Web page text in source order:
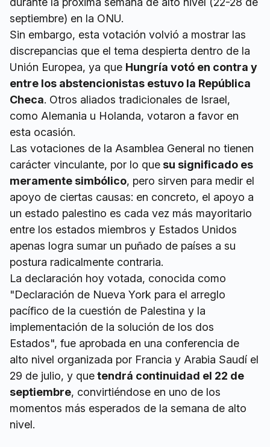
septiembre) en la ONU.
Sin embargo, esta votación volvió a mostrar las
discrepancias que el tema despierta dentro de la
Unión Europea, ya que Hungría votó en contra y
entre los abstencionistas estuvo la República
Checa. Otros aliados tradicionales de Israel,
como Alemania u Holanda, votaron a favor en
esta ocasión.
Las votaciones de la Asamblea General no tienen
carácter vinculante, por lo que su significado es
meramente simbólico, pero sirven para medir el
apoyo de ciertas causas: en concreto, el apoyo a
un estado palestino es cada vez más mayoritario
entre los estados miembros y Estados Unidos
apenas logra sumar un puñado de países a su
postura radicalmente contraria.
La declaración hoy votada, conocida como
"Declaración de Nueva York para el arreglo
pacífico de la cuestión de Palestina y la
implementación de la solución de los dos
Estados", fue aprobada en una conferencia de
alto nivel organizada por Francia y Arabia Saudí el
29 de julio, y quetendrá continuidad el 22 de
septiembre, convirtiéndose en uno de los
momentos más esperados de la semana de alto
nivel.